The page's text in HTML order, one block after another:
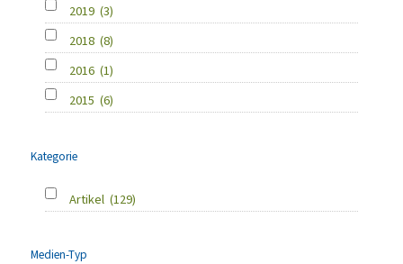
2019 (3)
2018 (8)
2016 (1)
2015 (6)
Kategorie
Artikel (129)
Medien-Typ